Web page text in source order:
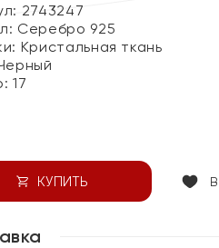
2743247
Серебро 925
Кристальная ткань
17
КУПИТЬ